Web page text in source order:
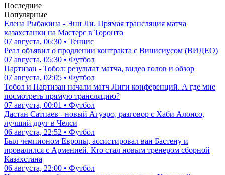
Последние
Популярные
Елена Рыбакина - Энн Ли. Прямая трансляция матча
казахстанки на Мастерс в Торонто
07 августа, 06:30 • Теннис
Реал объявил о продлении контракта с Винисиусом (ВИДЕО)
07 августа, 05:30 • Футбол
Партизан - Тобол: результат матча, видео голов и обзор
07 августа, 02:05 • Футбол
Тобол и Партизан начали матч Лиги конференций. А где мне
посмотреть прямую трансляцию?
07 августа, 00:01 • Футбол
Дастан Сатпаев - новый Агуэро, разговор с Хаби Алонсо,
лучший друг в Челси
06 августа, 22:52 • Футбол
Был чемпионом Европы, ассистировал ван Бастену и
провалился с Арменией. Кто стал новым тренером сборной
Казахстана
06 августа, 22:00 • Футбол